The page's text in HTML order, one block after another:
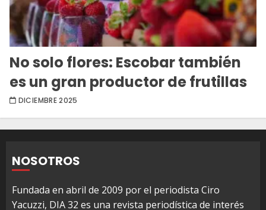
No solo flores: Escobar también
es un gran productor de frutillas
DICIEMBRE 2025
NOSOTROS
Fundada en abril de 2009 por el periodista Ciro
Yacuzzi, DIA 32 es una revista periodística de interés